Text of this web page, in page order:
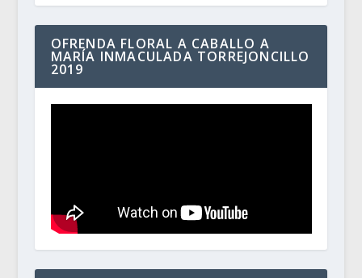
OFRENDA FLORAL A CABALLO A
MARÍA INMACULADA TORREJONCILLO
2019